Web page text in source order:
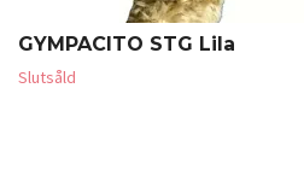
GYMPACITO STG Lila
Slutsåld